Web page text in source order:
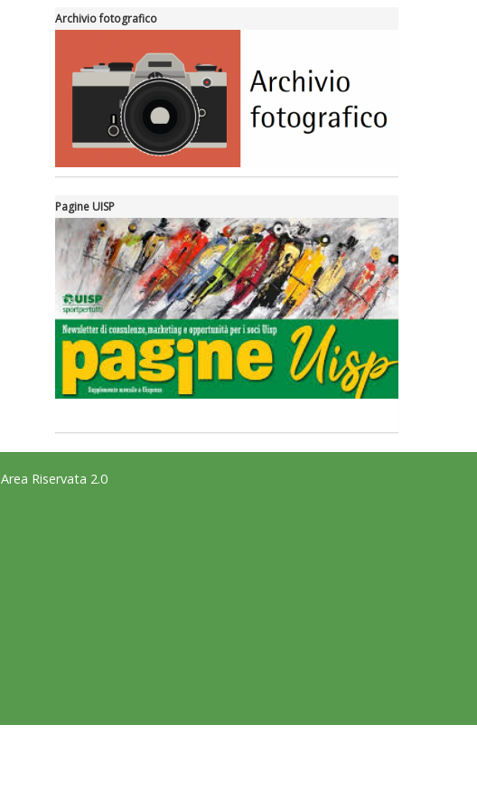
Archivio fotografico
Pagine UISP
Area Riservata 2.0